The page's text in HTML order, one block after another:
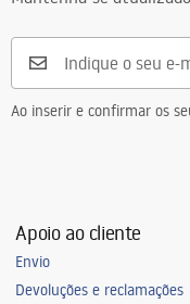
Ao inserir e confirmar os
Apoio ao cliente
Envio
Devoluções e reclamações